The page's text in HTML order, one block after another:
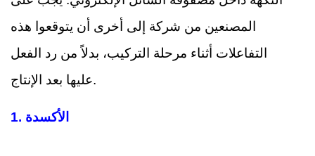
المصنعين من شركة إلى أخرى أن يتوقعوا هذه
التفاعلات أثناء مرحلة التركيب، بدلاً من رد الفعل
عليها بعد الإنتاج.
1. الأكسدة